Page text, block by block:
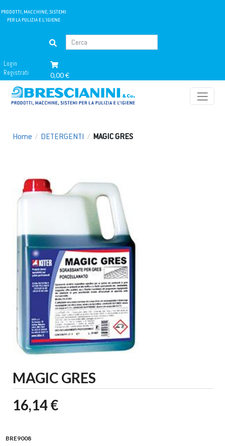
PRODOTTI, MACCHINE, SISTEMI
PER LA PULIZIA E L'IGIENE
Login
Registrati
0,00 €
Home / DETERGENTI / MAGIC GRES
MAGIC GRES
16,14 €
BRE9008